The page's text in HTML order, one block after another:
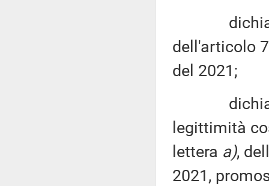
dichiara
dell'articolo
del 2021;
dichiara
legittimità
lettera a),
2021,